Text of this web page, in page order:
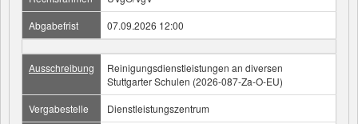
Abgabefrist
07.09.2026 12:00
Ausschreibung
Reinigungsdienstleistungen an diversen
Stuttgarter Schulen (2026-087-Za-O-EU)
Vergabestelle
Dienstleistungszentrum